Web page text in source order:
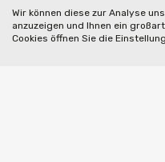
Wir können diese zur Analyse
anzuzeigen und Ihnen ein
Cookies öffnen Sie die